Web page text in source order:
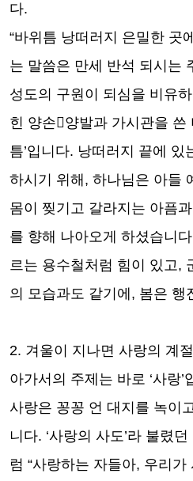
다.
“바위틈 낭떠러지 은밀한 곳
는 말씀은 만세 반석 되시는
성도의 구원이 되심을 비유
힌 양손양발과 가시관을 쓴
틈’입니다. 낭떠러지 끝에 있
하시기 위해 , 하나님은 아들
몸이 찢기고 갈라지는 아픔
를 향해 나아오게 하셨습니다
르는 용수철처럼 힘이 있고,
의 모습과도 같기에 , 봄은 행
2. 겨울이 지나면 사랑의 계
아가서의 주제는 바로 ‘사랑’
사랑은 꽁꽁 언 대지를 녹이
니다. ‘사랑의 사도’라 불렸던
럼 “사랑하는 자들아, 우리가